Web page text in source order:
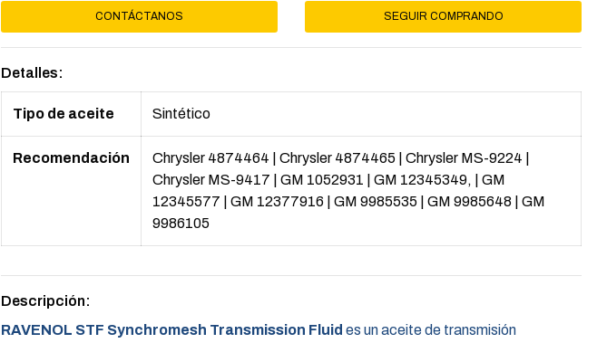
CONTÁCTANOS SEGUIR COMPRANDO
Detalles:
Tipo de aceite Sintético
Recomendación Chrysler 4874464 Chrysler 4874465 Chrysler MS-9224
Chrysler MS-9417
GM 1052931 GM 12345349,
GM
12345577
GM 12377916 GM 9985535 GM 9985648
GM
9986105
Descripción:
RAVENOL STF Synchromesh Transmission Fluid es un aceite de transmisión